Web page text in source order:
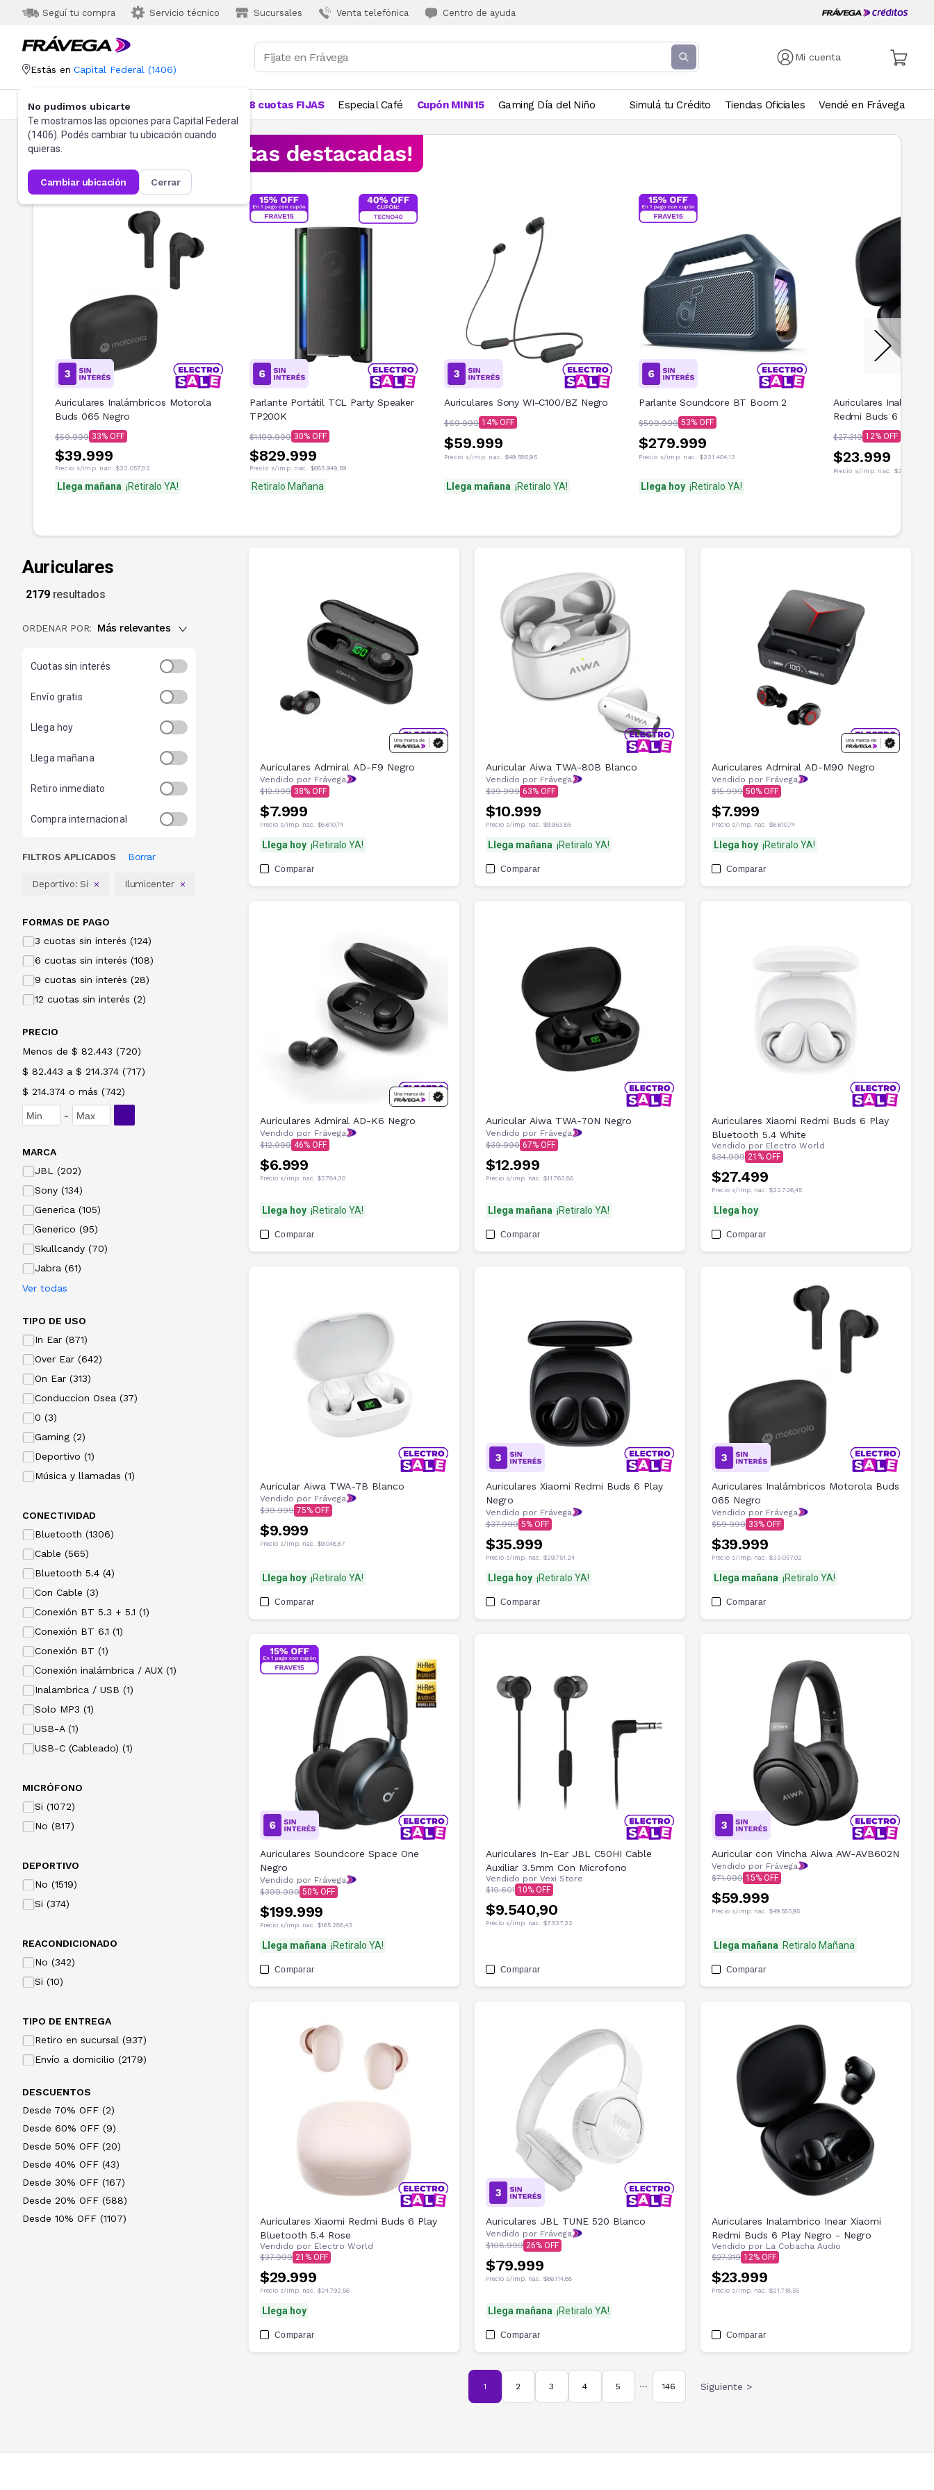
Seguí tu compra Servicio técnico Sucursales Venta telefónica Centro de ayuda
Mi cuenta
Estás en Capital Federal (1406)
No pudimos ubicarte
Te mostramos las opciones para Capital Federal
(1406). Podés cambiar tu ubicación cuando
quieras.
cambiar ubicación cerrar
Categorías Más Vendidos 18 cuotas FIJAS Especial Café Cupón MINI15 Gaming Día del Niño Simulá tu Crédito Tiendas Oficiales Vendé en Frávega
¡Aprovechá las ofertas destacadas!
Auriculares Inalámbricos Motorola
Buds 065 Negro
$59.999 33
$39.999
Precio s/imp. nac. $33.057,02
Llega mañana ¡Retiralo YA!
Parlante Portátil TCL Party Speaker
TP200K
$1.199.999 30
$829.999
Precio s/imp. nac. $685.949,59
Retiralo Mañana
Auriculares Sony WI-C100/BZ Negro
$69.999 14
$59.999
Precio s/imp. nac. $49.585,95
Llega mañana ¡Retiralo YA!
Parlante Soundcore BT Boom 2
$599.999 53
$279.999
Precio s/imp. nac. $231.404,13
Llega hoy ¡Retiralo YA!
Auriculares
Redmi Buds 6 Play
$27.319 12
$23.999
Precio s/imp. nac. $21.718,55
Auriculares
2179resultados
ORDENAR POR: Más relevantes
Cuotas sin interés
Envío gratis
Llega hoy
Llega mañana
Retiro inmediato
Compra internacional
FILTROS APLICADOS Borrar
Deportivo: Si Ilumicenter
FORMAS DE PAGO
3 cuotas sin interés (124)
6 cuotas sin interés (108)
9 cuotas sin interés (28)
12 cuotas sin interés (2)
PRECIO
Menos de $ 82.443 (720)
$ 82.443 a $ 214.374 (717)
$ 214.374 o más (742)
-
MARCA
JBL (202)
Sony (134)
Generica (105)
Generico (95)
Skullcandy (70)
Jabra (61)
Ver todas
TIPO DE USO
In Ear (871)
Over Ear (642)
On Ear (313)
Conduccion Osea (37)
0 (3)
Gaming (2)
Deportivo (1)
Música y llamadas (1)
CONECTIVIDAD
Bluetooth (1306)
Cable (565)
Bluetooth 5.4 (4)
Con Cable (3)
Conexión BT 5.3 + 5.1 (1)
Conexión BT 6.1 (1)
Conexión BT (1)
Conexión inalámbrica / AUX (1)
Inalambrica / USB (1)
Solo MP3 (1)
USB-A (1)
USB-C (Cableado) (1)
MICRÓFONO
Si (1072)
No (817)
DEPORTIVO
No (1519)
Si (374)
REACONDICIONADO
No (342)
Si (10)
TIPO DE ENTREGA
Retiro en sucursal (937)
Envío a domicilio (2179)
DESCUENTOS
Desde 70% OFF (2)
Desde 60% OFF (9)
Desde 50% OFF (20)
Desde 40% OFF (43)
Desde 30% OFF (167)
Desde 20% OFF (588)
Desde 10% OFF (1107)
Auriculares Admiral AD-F9 Negro
Vendido por Frávega
$12.999 38
$7.999
Precio s/imp. nac. $6.610,74
Llega hoy ¡Retiralo YA!
Comparar
Auricular Aiwa TWA-80B Blanco
Vendido por Frávega
$29.999 63
$10.999
Precio s/imp. nac. $9.953,85
Llega mañana ¡Retiralo YA!
Comparar
Auriculares Admiral AD-M90 Negro
Vendido por Frávega
$15.999 50
$7.999
Precio s/imp. nac. $6.610,74
Llega hoy ¡Retiralo YA!
Comparar
Auriculares Admiral AD-K6 Negro
Vendido por Frávega
$12.999 46
$6.999
Precio s/imp. nac. $5.784,30
Llega hoy ¡Retiralo YA!
Comparar
Auricular Aiwa TWA-70N Negro
Vendido por Frávega
$39.999 67
$12.999
Precio s/imp. nac. $11.763,80
Llega mañana ¡Retiralo YA!
Comparar
Auriculares Xiaomi Redmi Buds 6 Play
Bluetooth 5.4 White
Vendido por Electro World
$34.999 21
$27.499
Precio s/imp. nac. $22.726,45
Llega hoy
Comparar
Auricular Aiwa TWA-7B Blanco
Vendido por Frávega
$39.999 75
$9.999
Precio s/imp. nac. $9.048,87
Llega hoy ¡Retiralo YA!
Comparar
Auriculares Xiaomi Redmi Buds 6 Play
Negro
Vendido por Frávega
$37.999 5
$35.999
Precio s/imp. nac. $29.751,24
Llega hoy ¡Retiralo YA!
Comparar
Auriculares Inalámbricos Motorola Buds
065 Negro
Vendido por Frávega
$59.999 33
$39.999
Precio s/imp. nac. $33.057,02
Llega mañana ¡Retiralo YA!
Comparar
Auriculares Soundcore Space One
Negro
Vendido por Frávega
$399.999 50
$199.999
Precio s/imp. nac. $165.288,43
Llega mañana ¡Retiralo YA!
Comparar
Auriculares In-Ear JBL C50HI Cable
Auxiliar 3.5mm Con Microfono
Vendido por Vexi Store
$10.601 10
$9.540,90
Precio s/imp. nac. $7.537,32
Comparar
Auricular con Vincha Aiwa AW-AVB602N
Vendido por Frávega
$71.099 15
$59.999
Precio s/imp. nac. $49.585,95
Llega mañana Retiralo Mañana
Comparar
Auriculares Xiaomi Redmi Buds 6 Play
Bluetooth 5.4 Rose
Vendido por Electro World
$37.999 21
$29.999
Precio s/imp. nac. $24.792,56
Llega hoy
Comparar
Auriculares JBL TUNE 520 Blanco
Vendido por Frávega
$108.999 26
$79.999
Precio s/imp. nac. $66.114,88
Llega mañana ¡Retiralo YA!
Comparar
Auriculares Inalambrico Inear Xiaomi
Redmi Buds 6 Play Negro - Negro
Vendido por La Cobacha Audio
$27.319 12
$23.999
Precio s/imp. nac. $21.718,55
Comparar
1 2 3 4 5 ••• 146 Siguiente >